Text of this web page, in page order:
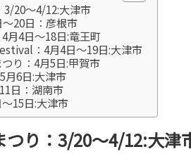
3/20～4/12:大津市
20日：彦根市
月4日～18日:竜王町
：4月4日～19日:大津市
り：4月5日:甲賀市
月6日:大津市
日：湖南市
15日:大津市
つり：3/20～4/12:大津